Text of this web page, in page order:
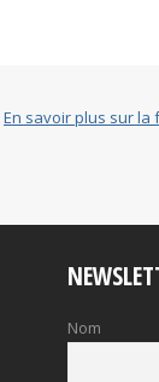
En savoir plus sur
Nom